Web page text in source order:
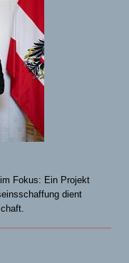
Fokus: Ein Projekt
dient